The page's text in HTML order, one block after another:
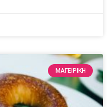
ΜΑΓΕΙΡΙΚΗ